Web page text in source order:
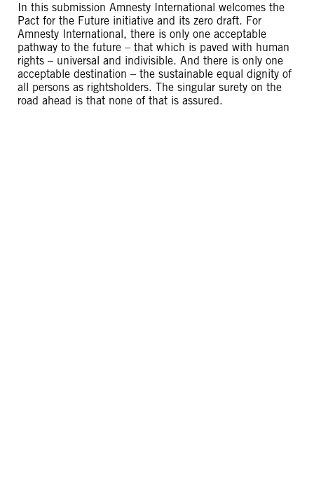
In this submission Amnesty International welcomes the
Pact for the Future initiative and its zero draft. For
Amnesty International, there is only one acceptable
pathway to the future – that which is paved with human
rights – universal and indivisible. And there is only one
acceptable destination – the sustainable equal dignity of
all persons as rightsholders. The singular surety on the
road ahead is that none of that is assured.